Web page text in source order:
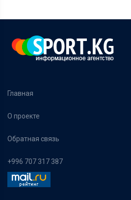
Главная
О проекте
Обратная связь
+996 707 317 387